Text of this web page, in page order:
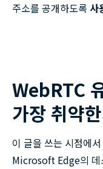
주소를 공개하도록 사
WebRTC
가장 취약
이 글을 쓰는 시점에
Microsoft Edge의 데